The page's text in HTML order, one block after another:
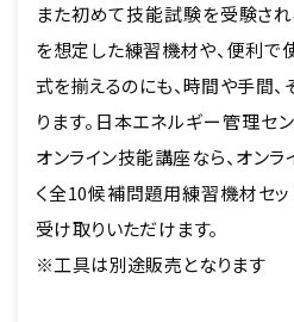
また初めて技能試験を受験さ
を想定した練習機材や、便利
式を揃えるのにも、時間や手間
ります。日本エネルギー管理
オンライン技能講座なら、オン
く全10候補問題用練習機材セ
受け取りいただけます。
※工具は別途販売となります